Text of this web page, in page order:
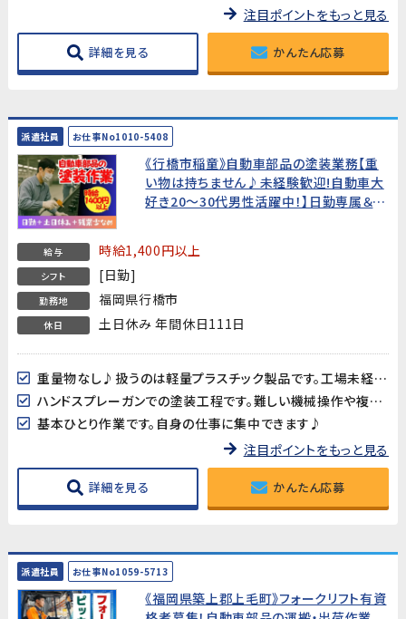
注目ポイントをもっと見る
詳細を見る かんたん応募
派遣社員 お仕事No1010-5408
《行橋市稲童》自動車部品の塗装業務【重
い物は持ちません♪未経験歓迎!自動車大
好き20～30代男性活躍中！】日勤専属＆土
給与 時給1,400円以上
シフト [日勤]
勤務地 福岡県行橋市
休日 土日休み 年間休日111日
重量物なし♪扱うのは軽量プラスチック製品です。工場未経験の方も始めやすいお仕事！
ハンドスプレーガンでの塗装工程です。難しい機械操作や複雑な作業はありません♪
基本ひとり作業です。自身の仕事に集中できます♪
注目ポイントをもっと見る
詳細を見る かんたん応募
派遣社員 お仕事No1059-5713
《福岡県築上郡上毛町》フォークリフト有資